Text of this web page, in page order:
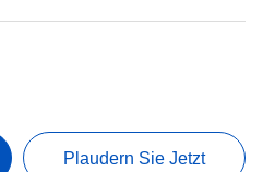
Plaudern Sie Jetzt